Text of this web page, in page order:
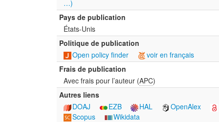
…)
Pays de publication
États-Unis
Politique de publication
Open policy finder
voir en français
Frais de publication
Avec frais pour l’auteur (APC)
Autres liens
DOAJ
EZB HAL OpenAlex
Scopus
Wikidata